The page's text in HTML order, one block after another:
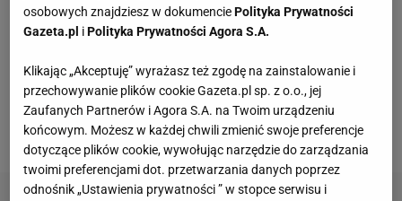
Czółenka Lasocki aż 40% taniej. Kupisz je za
niewiele ponad 100 zł
PRM przecenia klapki Birkenstock. Łososiowe
Arizona to wakacyjny hit do walizki
osobowych znajdziesz w dokumenciePolityka Prywatności
Gazeta.pl iPolityka Prywatności Agora S.A.
Klikając „Akceptuję” wyrażasz też zgodę na zainstalowanie i
przechowywanie plików cookie Gazeta.pl sp. z o.o., jej
Zaufanych Partnerów i Agora S.A. na Twoim urządzeniu
końcowym. Możesz w każdej chwili zmienić swoje preferencje
dotyczące plików cookie, wywołując narzędzie do zarządzania
twoimi preferencjami dot. przetwarzania danych poprzez
odnośnik „Ustawienia prywatności ” w stopce serwisu i